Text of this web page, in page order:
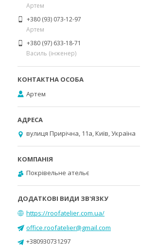
Артем
+380 (93) 073-12-97
Артем
+380 (97) 633-18-71
Василь (інженер)
Артем
вулиця Прирічна, 11а, Київ, Україна
Покрівельне ательє
https://roofatelier.com.ua/
office.roofatelier@gmail.com
+380930731297